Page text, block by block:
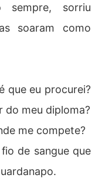
sorriu
soaram como
que eu procurei?
do meu diploma?
me compete?
de sangue que